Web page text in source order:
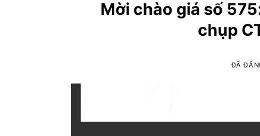
Mời chào giá số
chụp
ĐÃ